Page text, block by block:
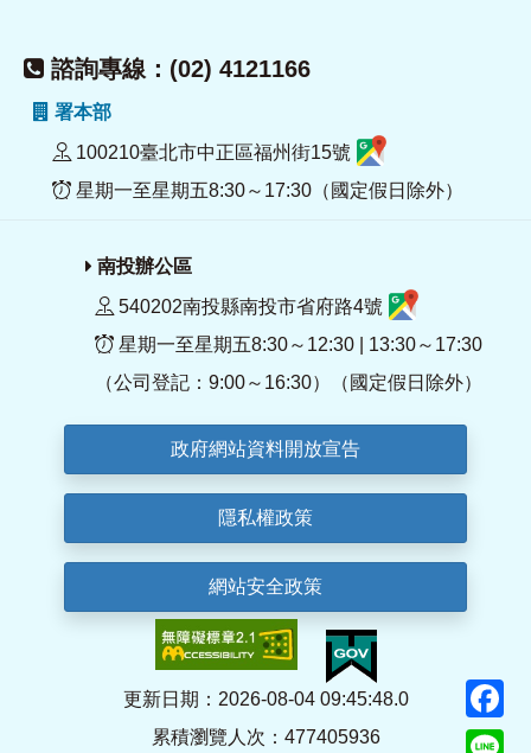
諮詢專線：(02) 4121166
署本部
100210臺北市中正區福州街15號
星期一至星期五8:30～17:30（國定假日除外）
南投辦公區
540202南投縣南投市省府路4號
星期一至星期五8:30～12:30 | 13:30～17:30
（公司登記：9:00～16:30）（國定假日除外）
政府網站資料開放宣告
隱私權政策
網站安全政策
更新日期：2026-08-04 09:45:48.0
累積瀏覽人次：477405936